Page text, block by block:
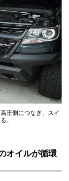
圧側につなぎ、スイ
。
オイルが循環